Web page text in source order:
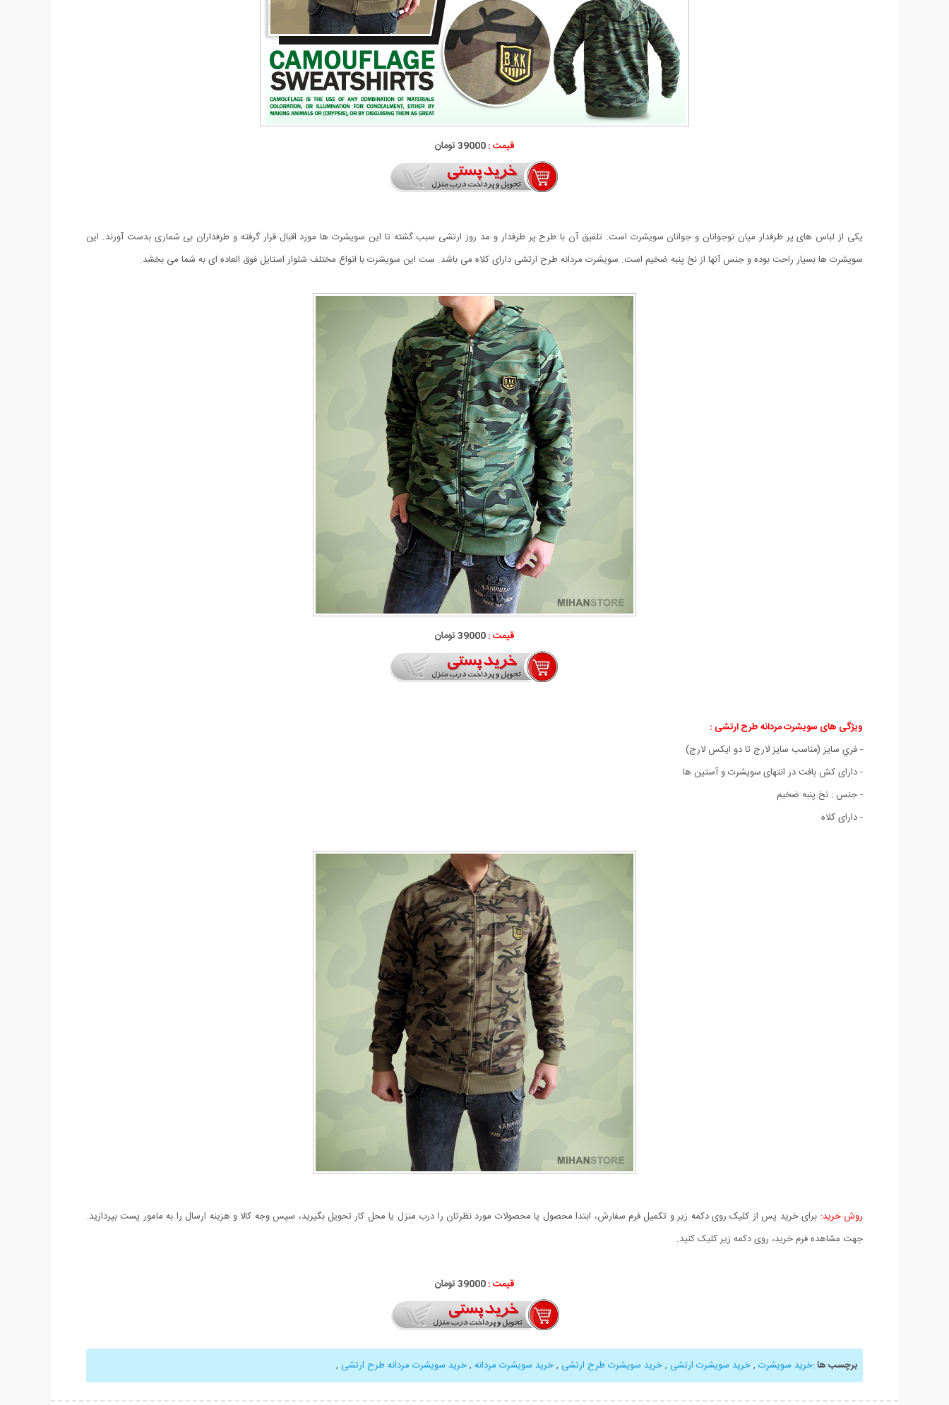
قیمت :39000 تومان
یکی از لباس های پر طرفدار میان نوجوانان و جوانان سویشرت است. تلفیق آن با طرح پر طرفدار و مد روز ارتشی سبب گشته تا این سویشرت ها مورد اقبال قرار گرفته و طرفداران بی شماری بدست آورند. این
سویشرت ها بسیار راحت بوده و جنس آنها از نخ پنبه ضخیم است. سویشرت مردانه طرح ارتشی دارای کلاه می باشد. ست این سویشرت با انواع مختلف شلوار استایل فوق العاده ای به شما می بخشد.
قیمت :39000 تومان
ویژگی های سویشرت مردانه طرح ارتشی :
- فري سايز (مناسب سايز لارج تا دو ايکس لارج)
- دارای کش بافت در انتهایسويشرت و آستين ها
- جنس : نخ پنبه ضخيم
- دارای کلاه
روش خرید: برای خرید پس از کلیک روی دکمه زیر و تکمیل فرم سفارش، ابتدا محصول یا محصولات مورد نظرتان را درب منزل یا محل کار تحویل بگیرید، سپس وجه کالا و هزینه ارسال را به مامور پست بپردازید.
جهت مشاهده فرم خرید، روی دکمه زیر کلیک کنید.
قیمت :39000 تومان
برچسب ها:خرید سویشرت ,خرید سویشرت ارتشی ,خرید سویشرت طرح ارتشی ,خرید سویشرت مردانه ,خرید سویشرت مردانه طرح ارتشی ,